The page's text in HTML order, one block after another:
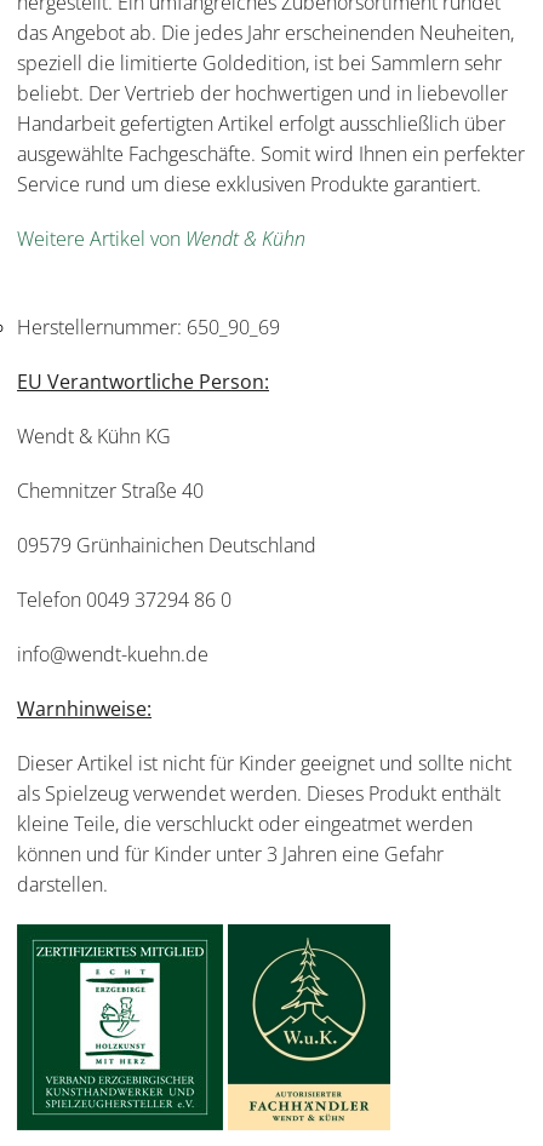
das Angebot ab. Die jedes Jahr erscheinenden Neuheiten,
speziell die limitierte Goldedition, ist bei Sammlern sehr
beliebt. Der Vertrieb der hochwertigen und in liebevoller
Handarbeit gefertigten Artikel erfolgt ausschließlich über
ausgewählte Fachgeschäfte. Somit wird Ihnen ein perfekter
Service rund um diese exklusiven Produkte garantiert.
Weitere Artikel von Wendt & Kühn
Herstellernummer: 650_90_69
EU Verantwortliche Person:
Wendt & Kühn KG
Chemnitzer Straße 40
09579 Grünhainichen Deutschland
Telefon 0049 37294 86 0
info@wendt-kuehn.de
Warnhinweise:
Dieser Artikel ist nicht für Kinder geeignet und sollte nicht
als Spielzeug verwendet werden. Dieses Produkt enthält
kleine Teile, die verschluckt oder eingeatmet werden
können und für Kinder unter 3 Jahren eine Gefahr
darstellen.